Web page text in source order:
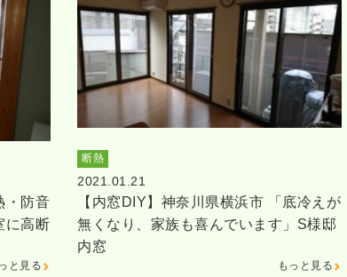
・防音
に高断
と見る
断熱
2021.01.21
【内窓DIY】神奈川県横浜市 「底冷えが
無くなり、家族も喜んでいます」S様邸
内窓
もっと見る